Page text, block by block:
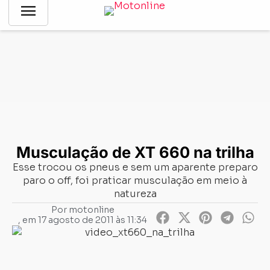
menuNotícias -Musculação de XT 660 na trilha
Musculação de XT 660 na trilha
Esse trocou os pneus e sem um aparente preparo
paro o off, foi praticar musculação em meio à
natureza
Pormotonline
, em 17 agosto de 2011 às 11:34